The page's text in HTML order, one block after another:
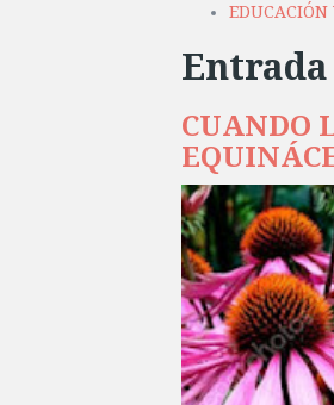
EDUCACIÓN
Entrada
CUANDO